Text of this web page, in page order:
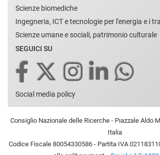
Scienze biomediche
Ingegneria, ICT e tecnologie per l'energia e i
Scienze umane e sociali, patrimonio culturale
SEGUICI SU
Social media policy
Consiglio Nazionale delle Ricerche - Piazzale Aldo
Italia
Codice Fiscale 80054330586 - Partita IVA